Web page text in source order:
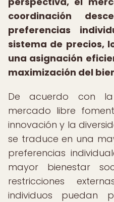
coordinación
preferencias
sistema de precios,
una asignación
maximización del
De acuerdo con
mercado libre
innovación y la
se traduce en una
preferencias
mayor bienestar
restricciones
individuos puedan